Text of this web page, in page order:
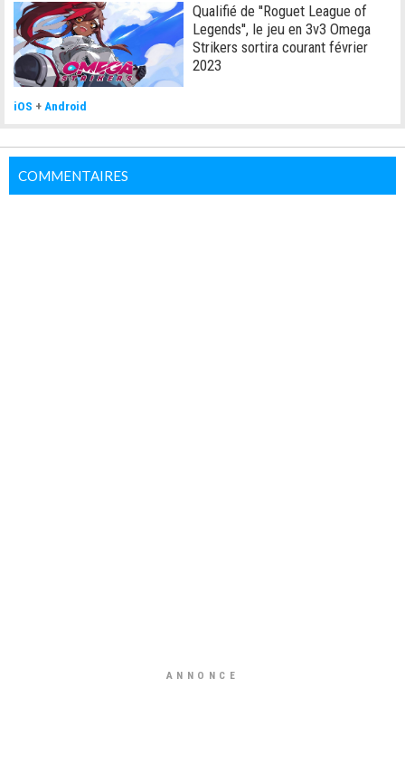
Qualifié de ''Roguet League of
Legends'', le jeu en 3v3 Omega
Strikers sortira courant février
2023
iOS + Android
COMMENTAIRES
ANNONCE